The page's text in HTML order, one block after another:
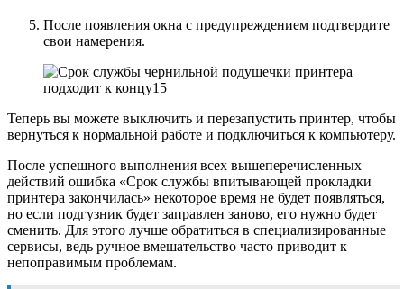
После появления окна с предупреждением подтвердите
свои намерения.
Теперь вы можете выключить и перезапустить принтер, чтобы
вернуться к нормальной работе и подключиться к компьютеру.
После успешного выполнения всех вышеперечисленных
действий ошибка «Срок службы впитывающей прокладки
принтера закончилась» некоторое время не будет появляться,
но если подгузник будет заправлен заново, его нужно будет
сменить. Для этого лучше обратиться в специализированные
сервисы, ведь ручное вмешательство часто приводит к
непоправимым проблемам.